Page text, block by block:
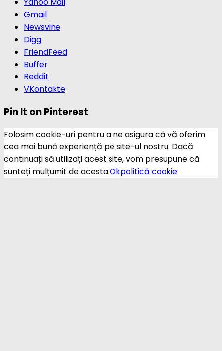
Gmail
Newsvine
Digg
FriendFeed
Buffer
Reddit
VKontakte
Pin It on Pinterest
Folosim cookie-uri pentru a ne asigura că vă oferim
cea mai bună experiență pe site-ul nostru. Dacă
continuați să utilizați acest site, vom presupune că
sunteți mulțumit de acesta.Okpolitică cookie